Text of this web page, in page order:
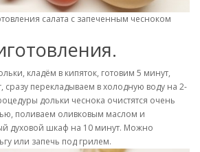
салата с запеченным чесноком
кладём в кипяток, готовим 5 минут,
сразу перекладываем в холодную воду на 2-
дольки чеснока очистятся очень
поливаем оливковым маслом и
духовой шкаф на 10 минут. Можно
или запечь под грилем.